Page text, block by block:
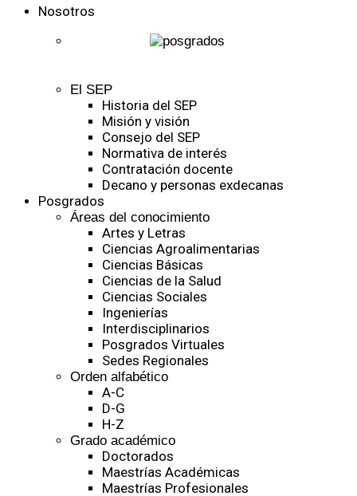
Nosotros
El SEP
Historia del SEP
Misión y visión
Consejo del SEP
Normativa de interés
Contratación docente
Decano y personas exdecanas
Posgrados
Áreas del conocimiento
Artes y Letras
Ciencias Agroalimentarias
Ciencias Básicas
Ciencias de la Salud
Ciencias Sociales
Ingenierías
Interdisciplinarios
Posgrados Virtuales
Sedes Regionales
Orden alfabético
A-C
D-G
H-Z
Grado académico
Doctorados
Maestrías Académicas
Maestrías Profesionales